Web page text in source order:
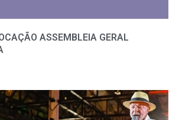
ASSEMBLEIA GERAL